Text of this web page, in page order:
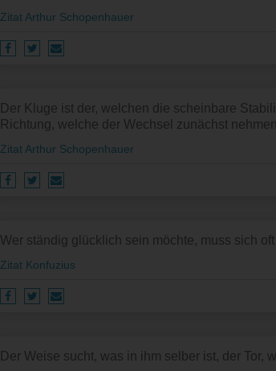
Zitat Arthur Schopenhauer
Der Kluge ist der, welchen die scheinbare
Richtung, welche der Wechsel zunächst
Zitat Arthur Schopenhauer
Wer ständig glücklich sein möchte, muss sich
Zitat Konfuzius
Der Weise sucht, was in ihm selber ist, der Tor,